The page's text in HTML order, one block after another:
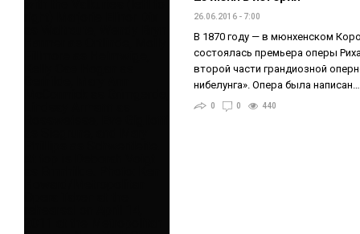
26.06.2016 - 7:00
В 1870 году — в мюнхенском
состоялась премьера оперы
второй части грандиозной
нибелунга». Опера была написан…
0 0 440